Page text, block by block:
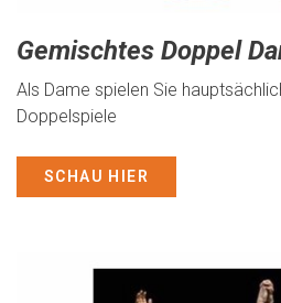
Gemischtes Doppel
Als Dame spielen Sie
Doppelspiele
SCHAU HIER